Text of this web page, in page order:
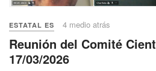
ESTATAL ES 4 medio atrás
Reunión del Comité
17/03/2026